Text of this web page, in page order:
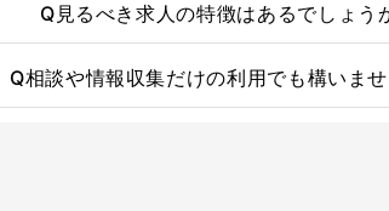
Q 見るべき求人の特徴はあるでしょう
Q相談や情報収集だけの利用でも構いま